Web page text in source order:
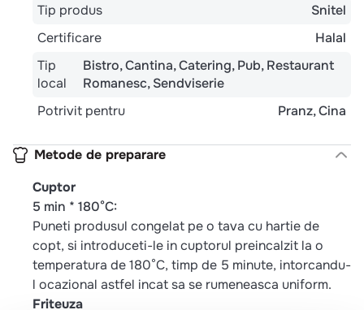
Tip produs
Snitel
Certificare
Halal
Tip
local
Bistro Cantina Catering Pub Restaurant
Romanesc Sendviserie
Potrivit pentru
Pranz Cina
Metode de preparare
Cuptor
5 min * 180°C:
Puneti produsul congelat pe o tava cu hartie de
copt, si introduceti-le in cuptorul preincalzit la o
temperatura de 180°C, timp de 5 minute, intorcandu-
l ocazional astfel incat sa se rumeneasca uniform.
Friteuza